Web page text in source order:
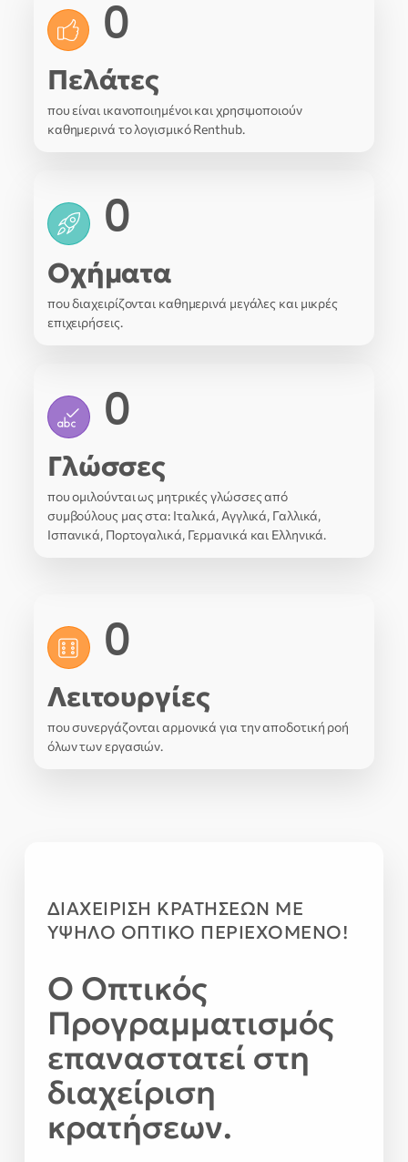
0
Πελάτες
που είναι ικανοποιημένοι και χρησιμοποιούν
καθημερινά το λογισμικό Renthub.
0
Οχήματα
που διαχειρίζονται καθημερινά μεγάλες και μικρές
επιχειρήσεις.
0
Γλώσσες
που ομιλούνται ως μητρικές γλώσσες από
συμβούλους μας στα: Ιταλικά, Αγγλικά, Γαλλικά,
Ισπανικά, Πορτογαλικά, Γερμανικά και Ελληνικά.
0
Λειτουργίες
που συνεργάζονται αρμονικά για την αποδοτική ροή
όλων των εργασιών.
ΔΙΑΧΕΙΡΙΣΗ ΚΡΑΤΗΣΕΩΝ ΜΕ
ΥΨΗΛΟ ΟΠΤΙΚΟ ΠΕΡΙΕΧΟΜΕΝΟ!
Ο Οπτικός
Προγραμματισμός
επαναστατεί στη
διαχείριση
κρατήσεων.